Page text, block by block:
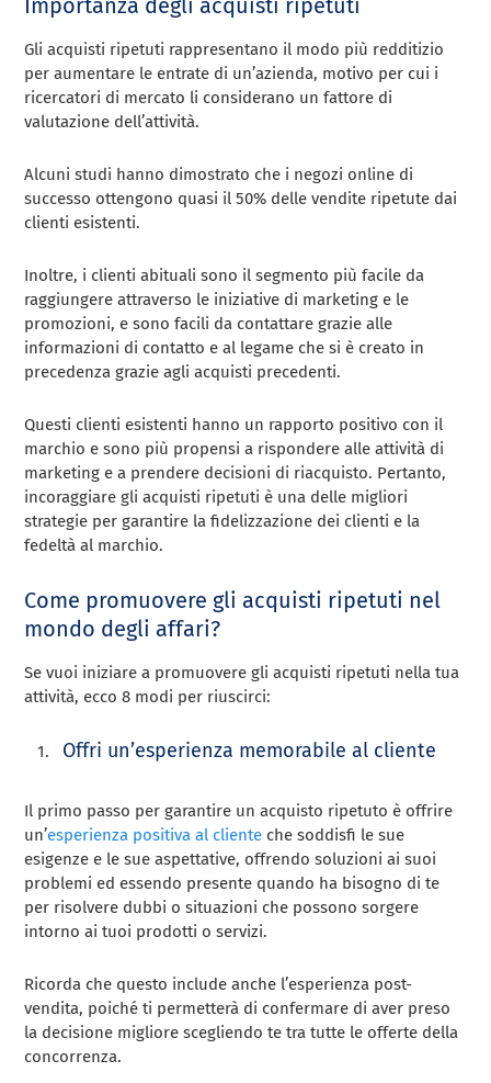
Gli acquisti ripetuti rappresentano il modo più redditizio
per aumentare le entrate di un’azienda, motivo per cui i
ricercatori di mercato li considerano un fattore di
valutazione dell’attività.
Alcuni studi hanno dimostrato che i negozi online di
successo ottengono quasi il 50% delle vendite ripetute dai
clienti esistenti.
Inoltre, i clienti abituali sono il segmento più facile da
raggiungere attraverso le iniziative di marketing e le
promozioni, e sono facili da contattare grazie alle
informazioni di contatto e al legame che si è creato in
precedenza grazie agli acquisti precedenti.
Questi clienti esistenti hanno un rapporto positivo con il
marchio e sono più propensi a rispondere alle attività di
marketing e a prendere decisioni di riacquisto. Pertanto,
incoraggiare gli acquisti ripetuti è una delle migliori
strategie per garantire la fidelizzazione dei clienti e la
fedeltà al marchio.
Come promuovere gli acquisti ripetuti nel
mondo degli affari?
Se vuoi iniziare a promuovere gli acquisti ripetuti nella tua
attività, ecco 8 modi per riuscirci:
Offri un’esperienza memorabile al cliente
Il primo passo per garantire un acquisto ripetuto è offrire
un’esperienza positiva al cliente che soddisfi le sue
esigenze e le sue aspettative, offrendo soluzioni ai suoi
problemi ed essendo presente quando ha bisogno di te
per risolvere dubbi o situazioni che possono sorgere
intorno ai tuoi prodotti o servizi.
Ricorda che questo include anche l’esperienza post-
vendita, poiché ti permetterà di confermare di aver preso
la decisione migliore scegliendo te tra tutte le offerte della
concorrenza.